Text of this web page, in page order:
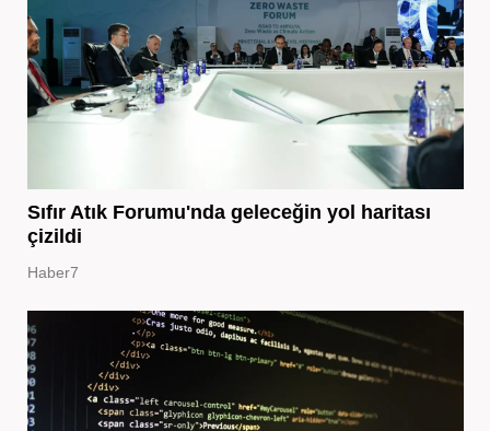
Sıfır Atık Forumu'nda geleceğin yol haritası
çizildi
Haber7